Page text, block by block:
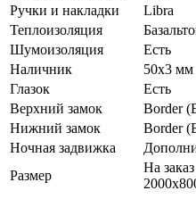
Ручки и накладки
Libra
Теплоизоляция
Шумоизоляция
Есть
Наличник
50х3 мм
Глазок
Есть
Верхний замок
Border
Нижний замок
Border
Ночная задвижка
Размер
На